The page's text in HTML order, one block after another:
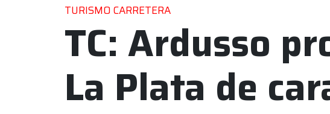
TURISMO CARRETERA
TC: Ardusso
La Plata de